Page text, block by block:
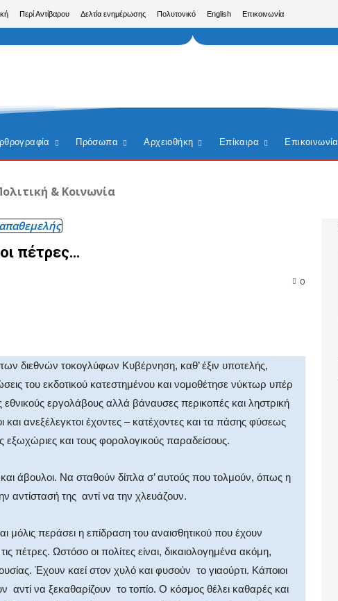
Περί Αντίβαρου Δελτία ενημέρωσης Πολυτονικό English Επικοινωνία
Πρόσωπα Αρχειοθήκη Επίκαιρα Επικοινωνία
& Κοινωνία
πέτρες…
0
διεθνών τοκογλύφων Κυβέρνηση, καθ’ έξιν υποτελής,
του εκδοτικού κατεστημένου και νομοθέτησε νύκτωρ υπέρ
εργολάβους αλλά βάναυσες περικοπές και ληστρική
ανεξέλεγκτοι έχοντες – κατέχοντες και τα πάσης φύσεως
και τους φορολογικούς παραδείσους.
άβουλοι. Να σταθούν δίπλα σ’ αυτούς που τολμούν, όπως η
αντίστασή της αντί να την χλευάζουν.
περάσει η επίδραση του αναισθητικού που έχουν
πέτρες. Ωστόσο οι πολίτες είναι, δικαιολογημένα ακόμη,
Έχουν καεί στον χυλό και φυσούν το γιαούρτι. Κάποιοι
αντί να ξεκαθαρίζουν το τοπίο. Ο κόσμος θέλει καθαρές και